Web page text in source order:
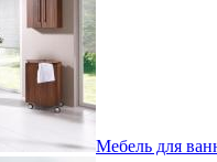
Мебель для